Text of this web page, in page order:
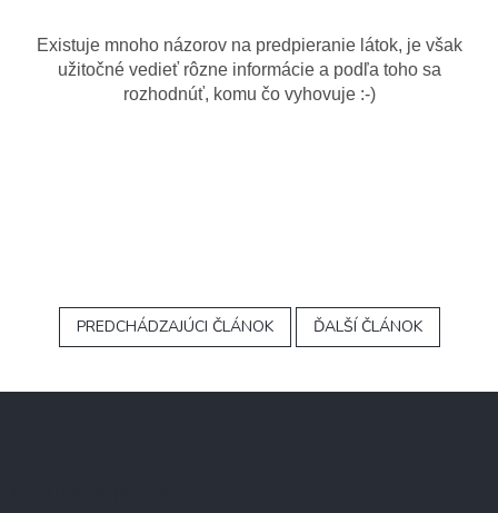
Existuje mnoho názorov na predpieranie látok, je však
užitočné vedieť rôzne informácie a podľa toho sa
rozhodnúť, komu čo vyhovuje :-)
PREDCHÁDZAJÚCI ČLÁNOK ĎALŠÍ ČLÁNOK